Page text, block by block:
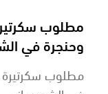
مطلوب
وحنجرة في
مطلوب